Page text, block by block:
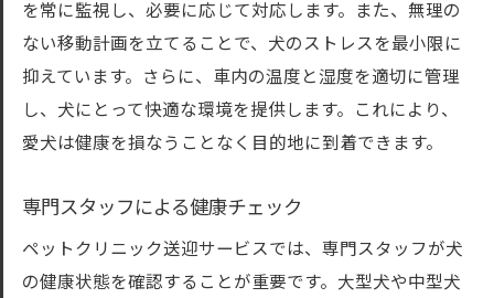
を常に監視し、必要に応じて対応します。また、無理の
ない移動計画を立てることで、犬のストレスを最小限に
抑えています。さらに、車内の温度と湿度を適切に管理
し、犬にとって快適な環境を提供します。これにより、
愛犬は健康を損なうことなく目的地に到着できます。
専門スタッフによる健康チェック
ペットクリニック送迎サービスでは、専門スタッフが犬
の健康状態を確認することが重要です。大型犬や中型犬